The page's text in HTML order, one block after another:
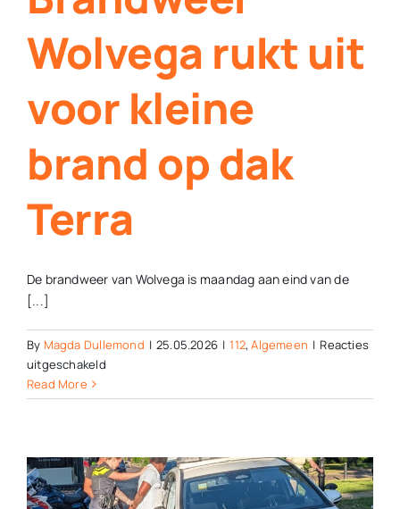
Wolvega rukt uit
voor kleine
brand op dak
Terra
De brandweer van Wolvega is maandag aan eind van de
[...]
By Magda Dullemond | 25.05.2026 | 112,Algemeen | Reacties
uitgeschakeldvoor
Wolvega
voor
kleine
brand
Read More